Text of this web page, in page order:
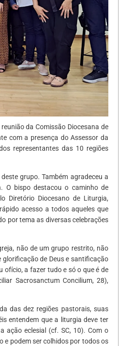
da Comissão Diocesana de
com a presença do Assessor da
representantes das 10 regiões
grupo. Também agradeceu a
O bispo destacou o caminho de
Diretório Diocesano de Liturgia,
acesso a todos aqueles que
por tema as diversas celebrações
não de um grupo restrito, não
de Deus e santificação
ofício, a fazer tudo e só o que é de
Sacrosanctum Concilium, 28),
das dez regiões pastorais, suas
entendem que a liturgia deve ter
ação eclesial (cf. SC, 10). Com o
e podem ser colhidos por todos os